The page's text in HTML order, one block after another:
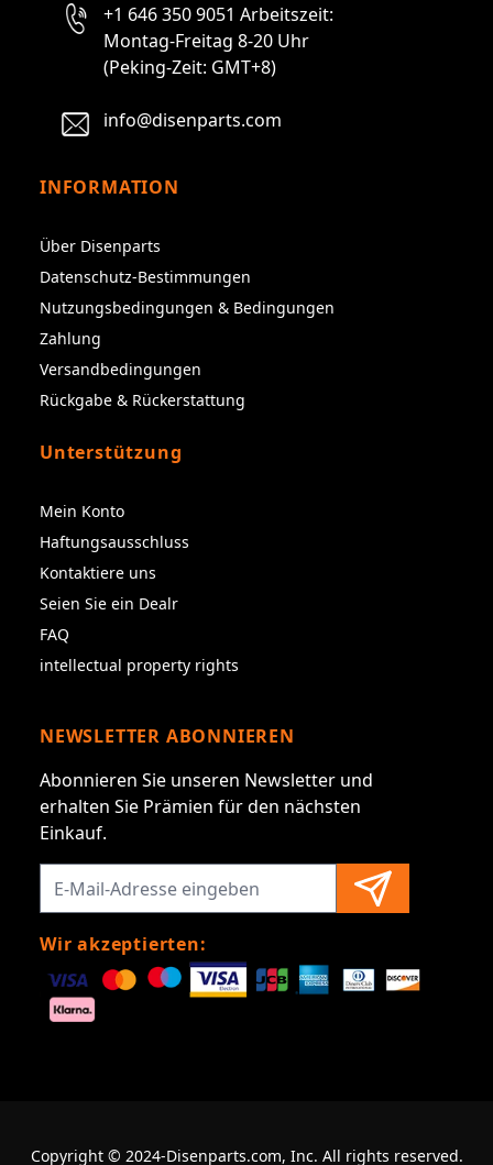
+1 646 350 9051 Arbeitszeit:
Montag-Freitag 8-20 Uhr
(Peking-Zeit: GMT+8)
info@disenparts.com
INFORMATION
Über Disenparts
Datenschutz-Bestimmungen
Nutzungsbedingungen & Bedingungen
Zahlung
Versandbedingungen
Rückgabe & Rückerstattung
Unterstützung
Mein Konto
Haftungsausschluss
Kontaktiere uns
Seien Sie ein Dealr
FAQ
intellectual property rights
NEWSLETTER ABONNIEREN
Abonnieren Sie unseren Newsletter und
erhalten Sie Prämien für den nächsten
Einkauf.
Wir akzeptierten:
Copyright © 2024-Disenparts.com, Inc. All rights reserved.